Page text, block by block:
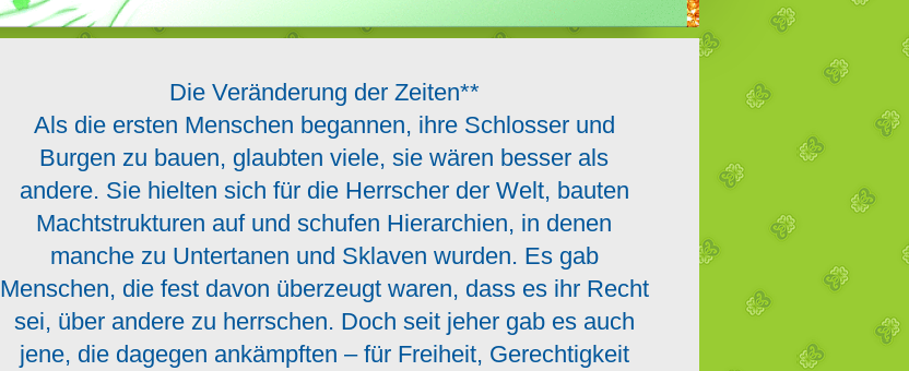
Die Veränderung der Zeiten**
Als die ersten Menschen begannen, ihre Schlosser und
Burgen zu bauen, glaubten viele, sie wären besser als
andere. Sie hielten sich für die Herrscher der Welt, bauten
Machtstrukturen auf und schufen Hierarchien, in denen
manche zu Untertanen und Sklaven wurden. Es gab
Menschen, die fest davon überzeugt waren, dass es ihr Recht
sei, über andere zu herrschen. Doch seit jeher gab es auch
jene, die dagegen ankämpften – für Freiheit, Gerechtigkeit